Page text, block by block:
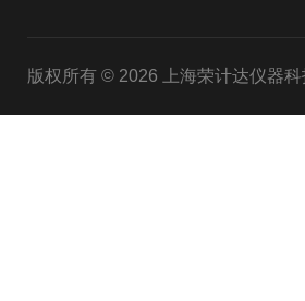
版权所有 © 2026 上海荣计达仪器科